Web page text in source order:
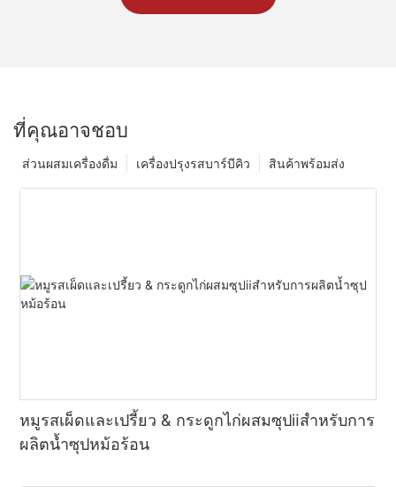
ที่คุณอาจชอบ
สินค้าพร้อมส่ง
เครื่องปรุงรสบาร์บีคิว
ส่วนผสมเครื่องดื่ม
หมูรสเผ็ดและเปรี้ยว & กระดูกไก่ผสมซุปⅱสำหรับการ
ผลิตน้ำซุปหม้อร้อน